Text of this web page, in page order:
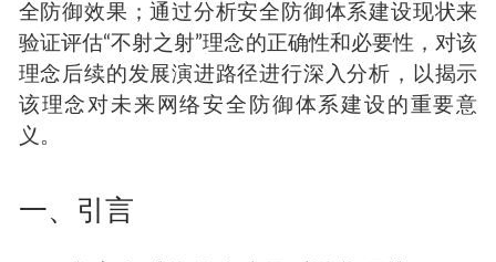
全防御效果；通过分析安全防御体系建设现状来
验证评估“不射之射”理念的正确性和必要性，对该
理念后续的发展演进路径进行深入分析，以揭示
该理念对未来网络安全防御体系建设的重要意
义。
一、引言